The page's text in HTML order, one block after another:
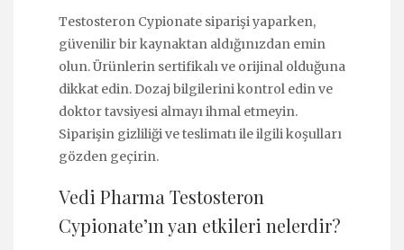
Testosteron Cypionate siparişi yaparken,
güvenilir bir kaynaktan aldığınızdan emin
olun. Ürünlerin sertifikalı ve orijinal olduğuna
dikkat edin. Dozaj bilgilerini kontrol edin ve
doktor tavsiyesi almayı ihmal etmeyin.
Siparişin gizliliği ve teslimatı ile ilgili koşulları
gözden geçirin.
Vedi Pharma Testosteron
Cypionate’ın yan etkileri nelerdir?